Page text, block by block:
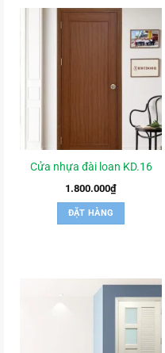
Cửa nhựa đài loan KD.16
1.800.000₫
ĐẶT HÀNG